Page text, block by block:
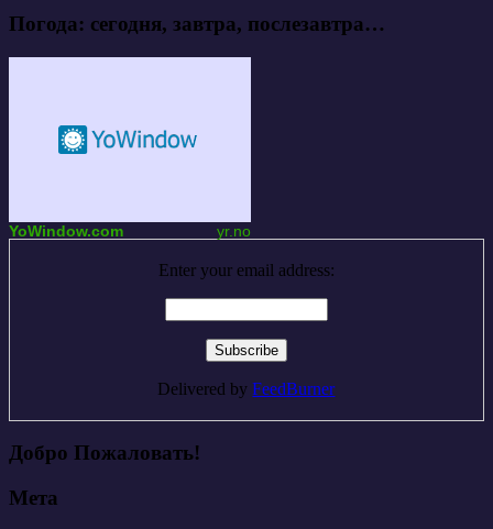
Погода: сегодня, завтра, послезавтра…
YoWindow.com yr.no
Enter your email address:
Delivered byFeedBurner
Добро Пожаловать!
Мета